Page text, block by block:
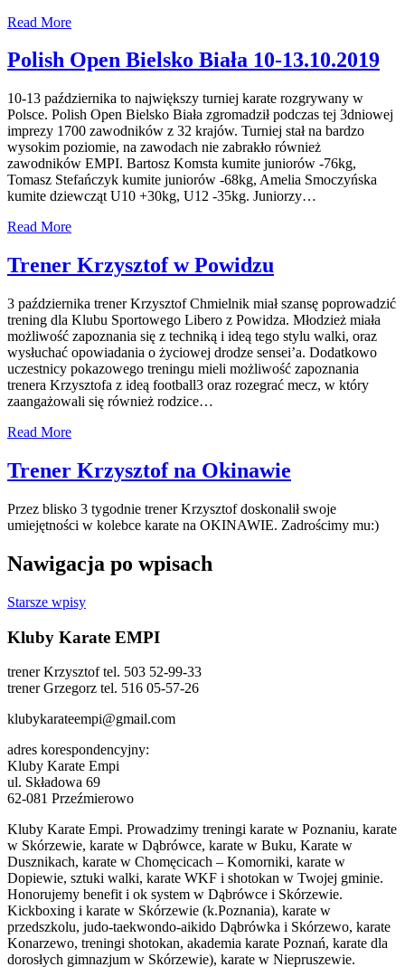
Read More
Polish Open Bielsko Biała 10-13.10.2019
10-13 października to największy turniej karate rozgrywany w
Polsce. Polish Open Bielsko Biała zgromadził podczas tej 3dniowej
imprezy 1700 zawodników z 32 krajów. Turniej stał na bardzo
wysokim poziomie, na zawodach nie zabrakło również
zawodników EMPI. Bartosz Komsta kumite juniorów -76kg,
Tomasz Stefańczyk kumite juniorów -68kg, Amelia Smoczyńska
kumite dziewcząt U10 +30kg, U12 -35kg. Juniorzy…
Read More
Trener Krzysztof w Powidzu
3 października trener Krzysztof Chmielnik miał szansę poprowadzić
trening dla Klubu Sportowego Libero z Powidza. Młodzież miała
możliwość zapoznania się z techniką i ideą tego stylu walki, oraz
wysłuchać opowiadania o życiowej drodze sensei’a. Dodatkowo
uczestnicy pokazowego treningu mieli możliwość zapoznania
trenera Krzysztofa z ideą football3 oraz rozegrać mecz, w który
zaangażowali się również rodzice…
Read More
Trener Krzysztof na Okinawie
Przez blisko 3 tygodnie trener Krzysztof doskonalił swoje
umiejętności w kolebce karate na OKINAWIE. Zadrościmy mu:)
Nawigacja po wpisach
Starsze wpisy
Kluby Karate EMPI
trener Krzysztof tel. 503 52-99-33
trener Grzegorz tel. 516 05-57-26
klubykarateempi@gmail.com
adres korespondencyjny:
Kluby Karate Empi
ul. Składowa 69
62-081 Przeźmierowo
Kluby Karate Empi. Prowadzimy treningi karate w Poznaniu, karate
w Skórzewie, karate w Dąbrówce, karate w Buku, Karate w
Dusznikach, karate w Chomęcicach – Komorniki, karate w
Dopiewie, sztuki walki, karate WKF i shotokan w Twojej gminie.
Honorujemy benefit i ok system w Dąbrówce i Skórzewie.
Kickboxing i karate w Skórzewie (k.Poznania), karate w
przedszkolu, judo-taekwondo-aikido Dąbrówka i Skórzewo, karate
Konarzewo, treningi shotokan, akademia karate Poznań, karate dla
dorosłych gimnazjum w Skórzewie), karate w Niepruszewie.